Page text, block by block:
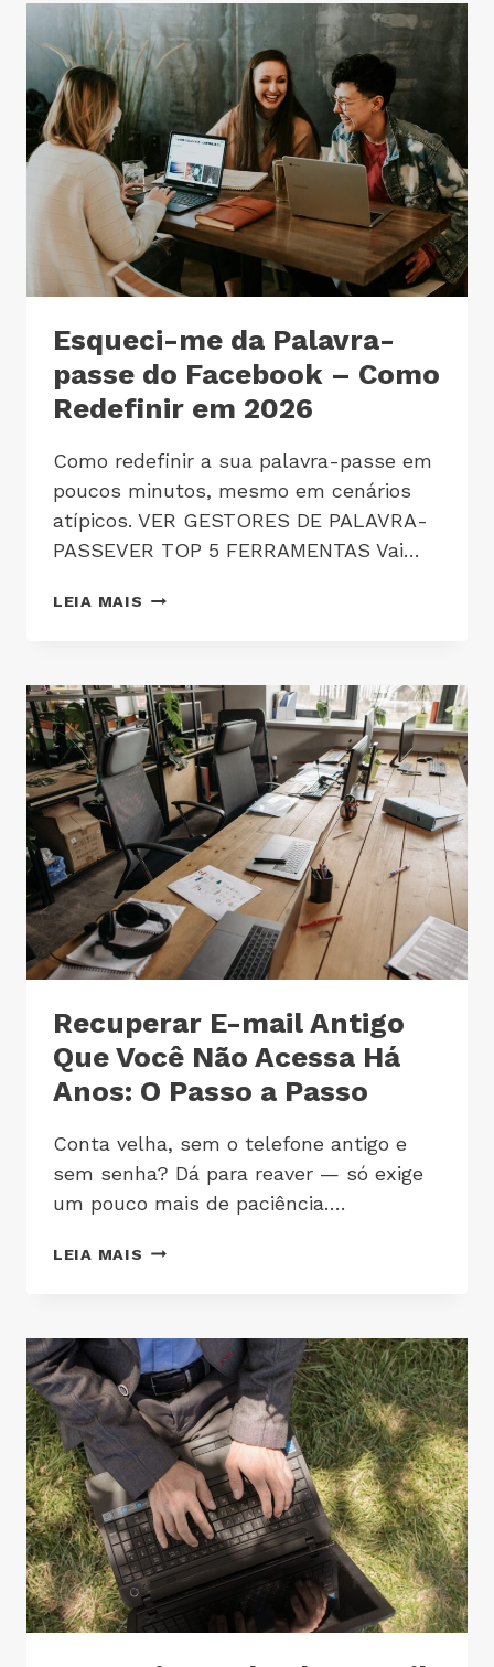
Esqueci-me da Palavra-
passe do Facebook – Como
Redefinir em 2026
Como redefinir a sua palavra-passe em
poucos minutos, mesmo em cenários
atípicos. VER GESTORES DE PALAVRA-
PASSEVER TOP 5 FERRAMENTAS Vai…
LEIA MAIS
Recuperar E-mail Antigo
Que Você Não Acessa Há
Anos: O Passo a Passo
Conta velha, sem o telefone antigo e
sem senha? Dá para reaver — só exige
um pouco mais de paciência….
LEIA MAIS